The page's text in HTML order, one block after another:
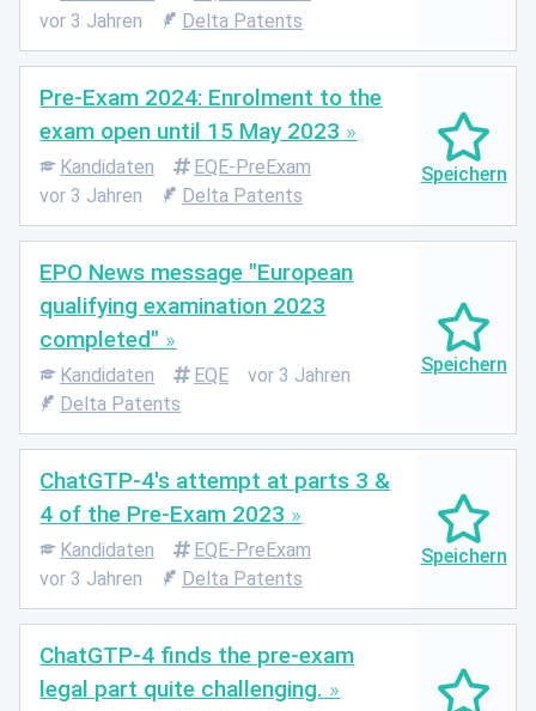
vor 3 Jahren
Delta Patents
Pre-Exam 2024: Enrolment to the
exam open until 15 May 2023
Kandidaten
EQE-PreExam
vor 3 Jahren
Delta Patents
EPO News message "European
qualifying examination 2023
completed"
Kandidaten EQE
vor 3 Jahren
Delta Patents
ChatGTP-4's attempt at parts 3 &
4 of the Pre-Exam 2023
Kandidaten
EQE-PreExam
vor 3 Jahren
Delta Patents
ChatGTP-4 finds the pre-exam
legal part quite challenging.